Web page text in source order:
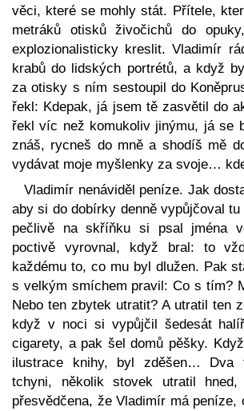
věci, které se mohly stát. Přítele,
metráků otisků živočichů do
explozionalisticky kreslit. Vladimír
krabů do lidských portrétů, a když
za otisky s ním sestoupil do
řekl: Kdepak, já jsem tě zasvětil do
řekl víc než komukoliv jinýmu, já se
znáš, rycneš do mně a shodíš mě
vydávat moje myšlenky za svoje…
Vladimír nenáviděl peníze. Jak
aby si do dobírky denně vypůjčoval
pečlivě na skříňku si psal jména
poctivě vyrovnal, když bral: to
každému to, co mu byl dlužen. Pak
s velkým smíchem pravil: Co s tím?
Nebo ten zbytek utratit? A utratil ten
když v noci si vypůjčil šedesát
cigarety, a pak šel domů pěšky.
ilustrace knihy, byl zděšen… Dva
tchyni, několik stovek utratil
přesvědčena, že Vladimír má peníze,